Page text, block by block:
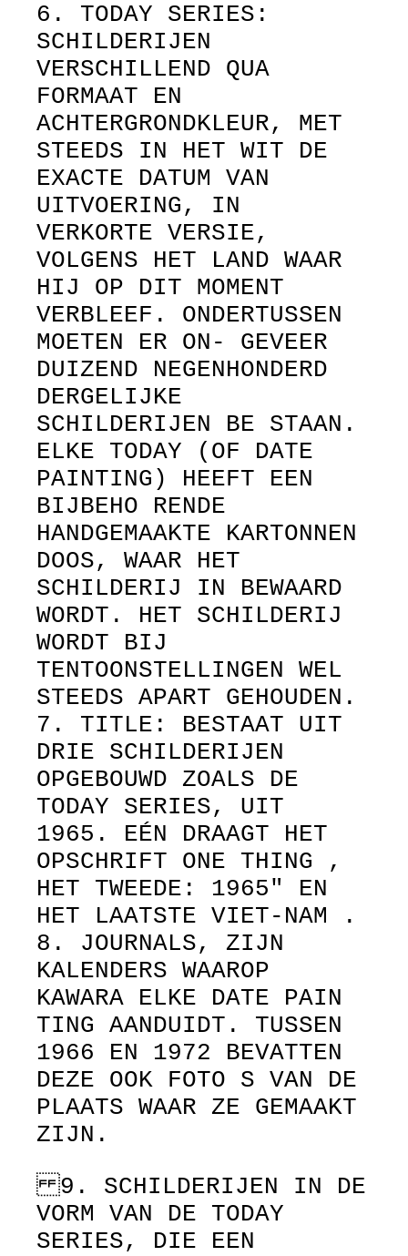
6. TODAY SERIES:
SCHILDERIJEN
VERSCHILLEND QUA
FORMAAT EN
ACHTERGRONDKLEUR, MET
STEEDS IN HET WIT DE
EXACTE DATUM VAN
UITVOERING, IN
VERKORTE VERSIE,
VOLGENS HET LAND WAAR
HIJ OP DIT MOMENT
VERBLEEF. ONDERTUSSEN
MOETEN ER ON- GEVEER
DUIZEND NEGENHONDERD
DERGELIJKE
SCHILDERIJEN BE STAAN.
ELKE TODAY (OF DATE
PAINTING) HEEFT EEN
BIJBEHO RENDE
HANDGEMAAKTE KARTONNEN
DOOS, WAAR HET
SCHILDERIJ IN BEWAARD
WORDT. HET SCHILDERIJ
WORDT BIJ
TENTOONSTELLINGEN WEL
STEEDS APART GEHOUDEN.
7. TITLE: BESTAAT UIT
DRIE SCHILDERIJEN
OPGEBOUWD ZOALS DE
TODAY SERIES, UIT
1965. EÉN DRAAGT HET
OPSCHRIFT ONE THING ,
HET TWEEDE: 1965" EN
HET LAATSTE VIET-NAM .
8. JOURNALS, ZIJN
KALENDERS WAAROP
KAWARA ELKE DATE PAIN
TING AANDUIDT. TUSSEN
1966 EN 1972 BEVATTEN
DEZE OOK FOTO S VAN DE
PLAATS WAAR ZE GEMAAKT
ZIJN.
9. SCHILDERIJEN IN DE
VORM VAN DE TODAY
SERIES, DIE EEN